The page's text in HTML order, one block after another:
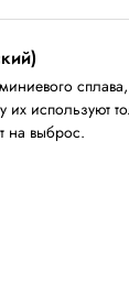
их используют
на выброс.